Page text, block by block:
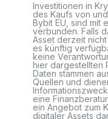
Investitionen in
des Kaufs von
Bybit EU, sind mit
verbunden. Falls
Asset derzeit
es künftig
keine
hier dargestellten
Daten stammen
Quellen und
eine
ein Angebot zum
digitaler Assets